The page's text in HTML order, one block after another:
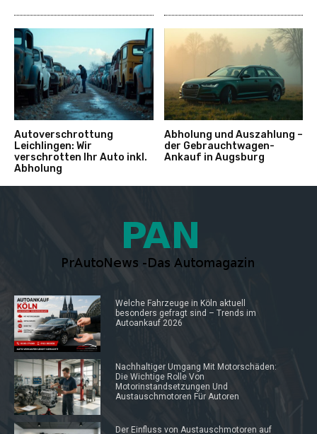
Autoverschrottung
Leichlingen: Wir
verschrotten Ihr Auto inkl.
Abholung
Abholung und Auszahlung –
der Gebrauchtwagen-
Ankauf in Augsburg
Welche Fahrzeuge in Köln aktuell
besonders gefragt sind – Trends im
Autoankauf 2026
Nachhaltiger Umgang Mit Motorschäden:
Die Wichtige Rolle Von
Motorinstandsetzungen Und
Austauschmotoren Für Autoren
Der Einfluss von Austauschmotoren auf